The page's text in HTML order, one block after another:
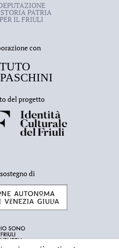
PATRIA
PER IL FRIULI
con
del progetto
di